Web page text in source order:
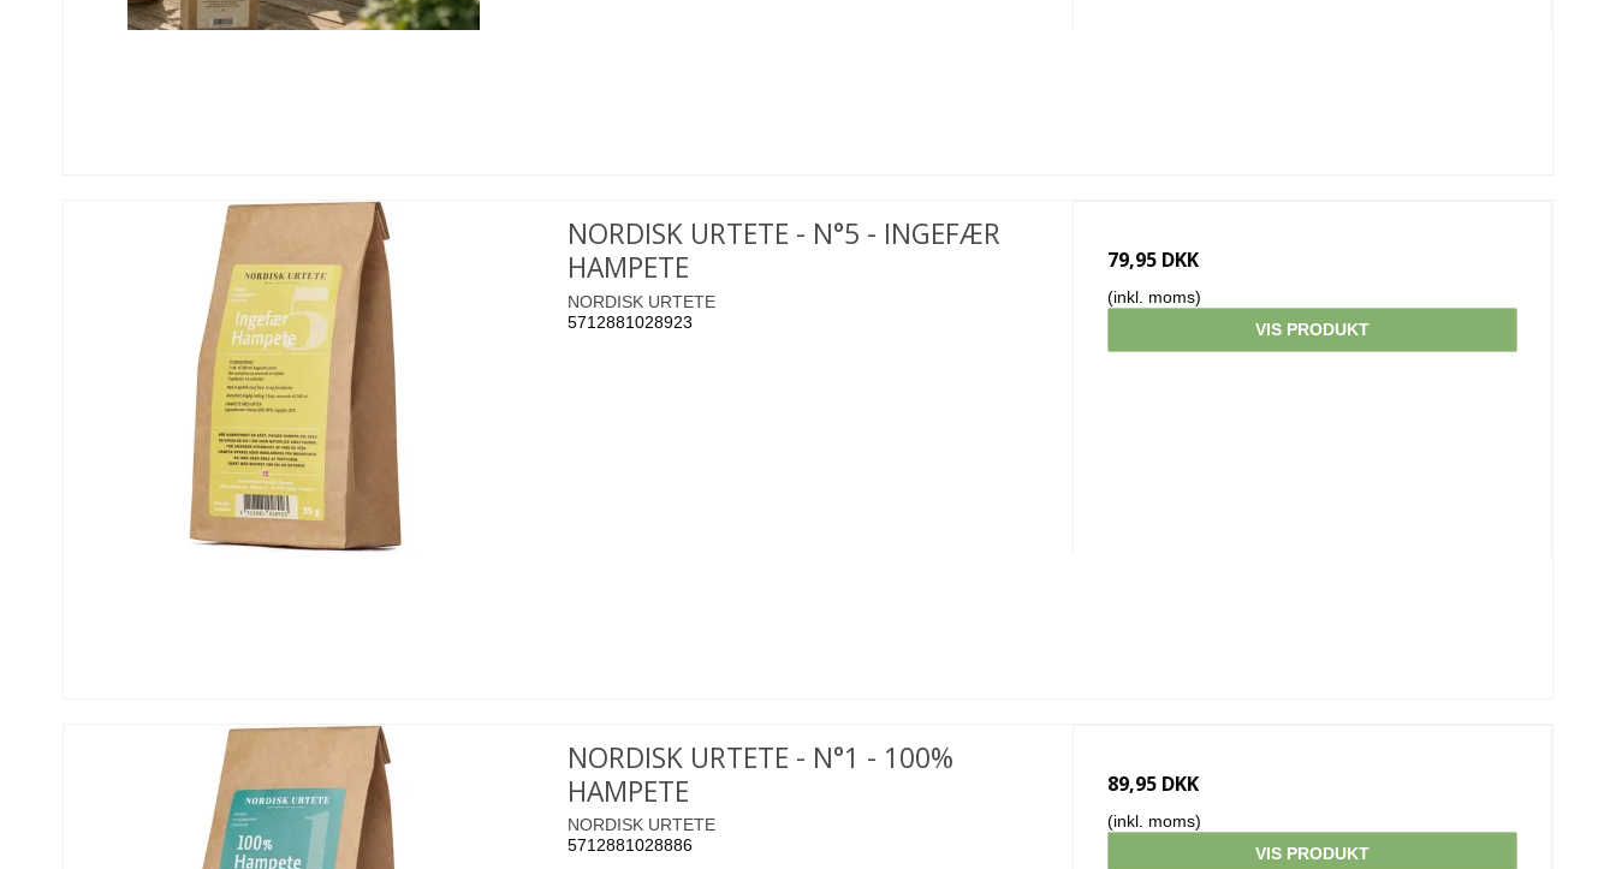
NORDISK URTETE - N°5 - INGEFÆR
HAMPETE
NORDISK URTETE
5712881028923
79,95 DKK
(inkl. moms)
VIS PRODUKT
NORDISK URTETE - N°1 - 100%
HAMPETE
NORDISK URTETE
5712881028886
89,95 DKK
(inkl. moms)
VIS PRODUKT